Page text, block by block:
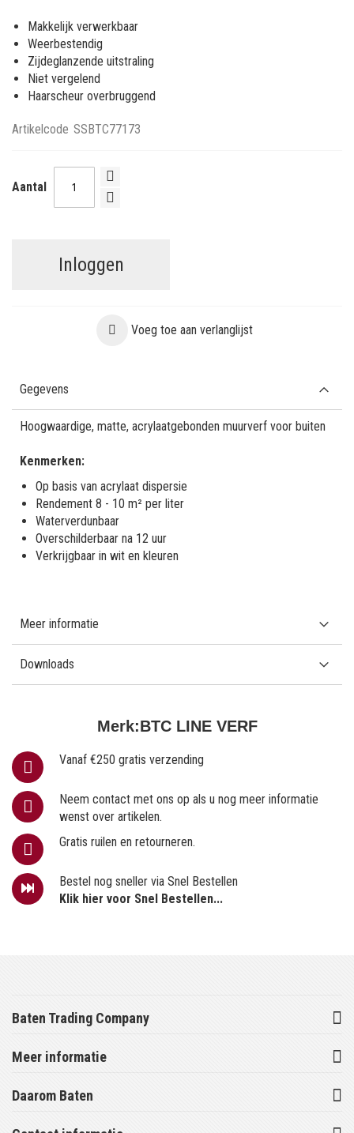
afbeeldingen-
gallerij
Makkelijk verwerkbaar
Weerbestendig
Zijdeglanzende uitstraling
Niet vergelend
Haarscheur overbruggend
Artikelcode SSBTC77173
Aantal
Inloggen
Voeg toe aan verlanglijst
Merk:BTC LINE VERF
Vanaf €250 gratis verzending
Neem contact met ons op als u nog meer informatie
wenst over artikelen.
Gratis ruilen en retourneren.
Bestel nog sneller via Snel Bestellen
Klik hier voor Snel Bestellen...
Gegevens
Hoogwaardige, matte, acrylaatgebonden muurverf voor buiten
Kenmerken:
Op basis van acrylaat dispersie
Rendement 8 - 10 m² per liter
Waterverdunbaar
Overschilderbaar na 12 uur
Verkrijgbaar in wit en kleuren
Meer informatie
Downloads
Baten Trading Company
Meer informatie
Daarom Baten